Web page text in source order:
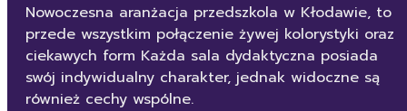
Nowoczesna aranżacja przedszkola w Kłodawie, to
przede wszystkim połączenie żywej kolorystyki oraz
ciekawych form Każda sala dydaktyczna posiada
swój indywidualny charakter, jednak widoczne są
również cechy wspólne.